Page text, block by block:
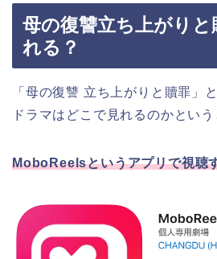
母の復讐立ち上がり
れる？
「母の復讐 立ち上がりと贖罪」
ドラマはどこで見れるのかという
MoboReelsというアプリで視聴